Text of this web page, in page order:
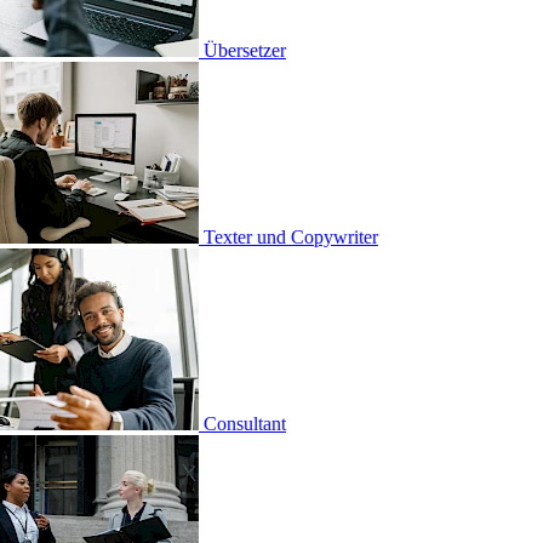
und Copywriter